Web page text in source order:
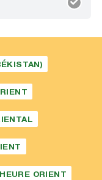
HEURE ORIENT